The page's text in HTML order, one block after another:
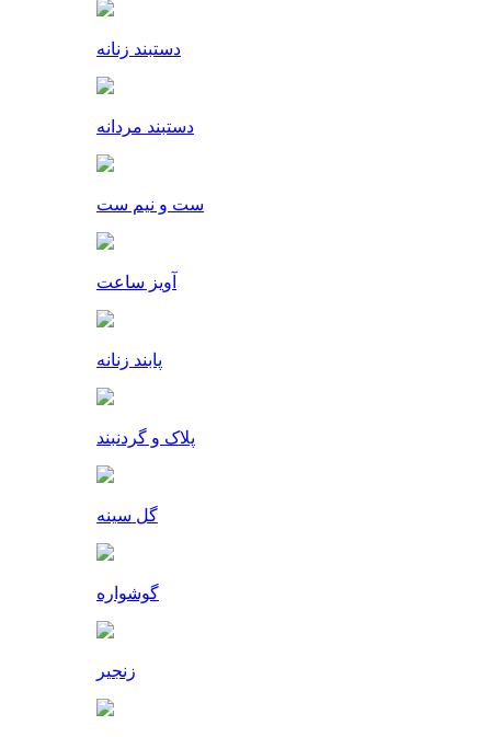
دستبند زنانه
دستبند مردانه
ست و نیم ست
آویز ساعت
پابند زنانه
پلاک و گردنبند
گل سینه
گوشواره
زنجیر